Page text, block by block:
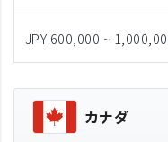
JPY 600,000 ~
カナダ